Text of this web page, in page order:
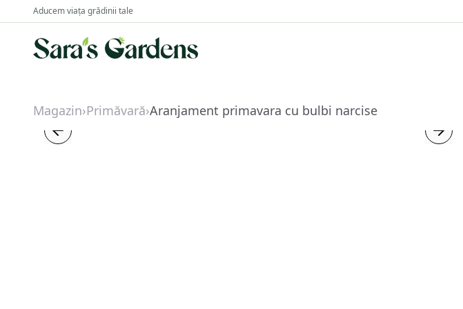
Aducem viața grădinii tale
Magazin›Primăvară›Aranjament primavara cu bulbi narcise